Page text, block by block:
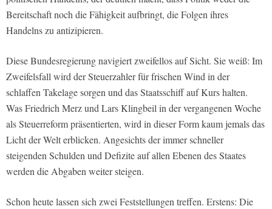
Bereitschaft noch die Fähigkeit aufbringt, die Folgen ihres
Handelns zu antizipieren.
Diese Bundesregierung navigiert zweifellos auf Sicht. Sie weiß: Im
Zweifelsfall wird der Steuerzahler für frischen Wind in der
schlaffen Takelage sorgen und das Staatsschiff auf Kurs halten.
Was Friedrich Merz und Lars Klingbeil in der vergangenen Woche
als Steuerreform präsentierten, wird in dieser Form kaum jemals das
Licht der Welt erblicken. Angesichts der immer schneller
steigenden Schulden und Defizite auf allen Ebenen des Staates
werden die Abgaben weiter steigen.
Schon heute lassen sich zwei Feststellungen treffen. Erstens: Die